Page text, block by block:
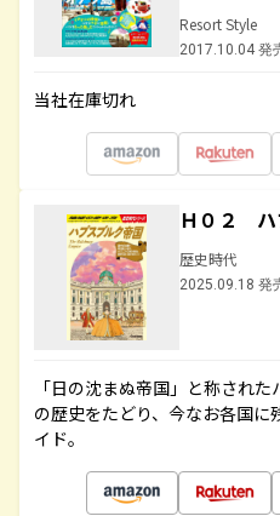
Resort Style
2017.10.04 発
当社在庫切れ
Ｈ０２ ハ
歴史時代
2025.09.18 発
「日の沈まぬ帝国」と称され
の歴史をたどり、今なお各国
イド。